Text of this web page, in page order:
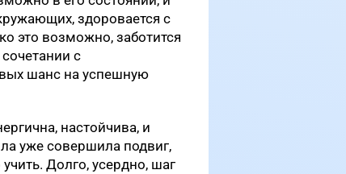
здоровается с
это возможно, заботится
с
шанс на успешную
настойчива, и
уже совершила подвиг,
Долго, усердно, шаг